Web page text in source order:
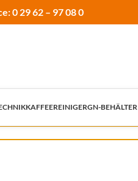
0 29 62 – 97 08 0
KAFFEEREINIGERGN-BEHÄLTER